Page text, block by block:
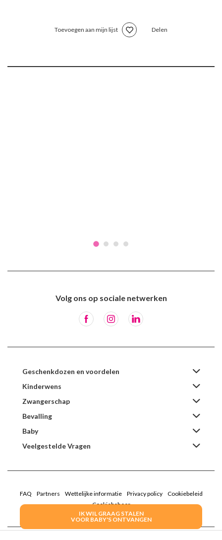
IK WIL GRAAG STALEN
VOOR BABY'S ONTVANGEN
Toevoegen aan mijn lijst Delen
Volg ons op sociale netwerken
Geschenkdozen en voordelen
Kinderwens
Zwangerschap
Bevalling
Baby
Veelgestelde Vragen
FAQ Partners Wettelijke informatie Privacy policy
Cookiebeleid
Cookiebeheer